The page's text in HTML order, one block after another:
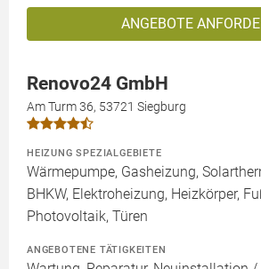
ANGEBOTE
Renovo24 GmbH
Am Turm 36, 53721 Siegburg
HEIZUNG SPEZIALGEBIETE
Wärmepumpe, Gasheizung,
BHKW, Elektroheizung, Heizkörper,
Photovoltaik, Türen
ANGEBOTENE TÄTIGKEITEN